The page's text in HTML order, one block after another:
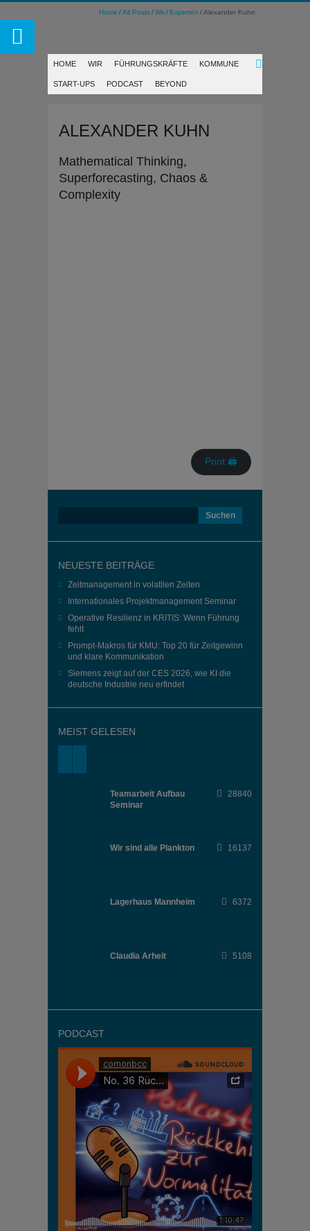
Home All Posts Wir Experten Alexander Kuhn
HOME WIR FÜHRUNGSKRÄFTE KOMMUNE
START-UPS PODCAST BEYOND
ALEXANDER KUHN
Mathematical Thinking,
Superforecasting, Chaos &
Complexity
Print 🖨
NEUESTE BEITRÄGE
Zeitmanagement in volatilen Zeiten
Internationales Projektmanagement Seminar
Operative Resilienz in KRITIS: Wenn Führung
fehlt
Prompt-Makros für KMU: Top 20 für Zeitgewinn
und klare Kommunikation
Siemens zeigt auf der CES 2026, wie KI die
deutsche Industrie neu erfindet
MEIST GELESEN
Teamarbeit Aufbau
Seminar
28840
Wir sind alle Plankton 16137
Lagerhaus Mannheim 6372
Claudia Arheit 5108
PODCAST